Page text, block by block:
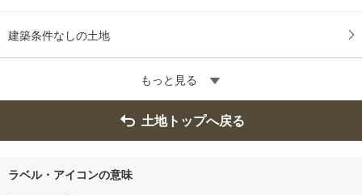
建築条件なしの土地
もっと見る
土地トップへ戻る
ラベル・アイコンの意味